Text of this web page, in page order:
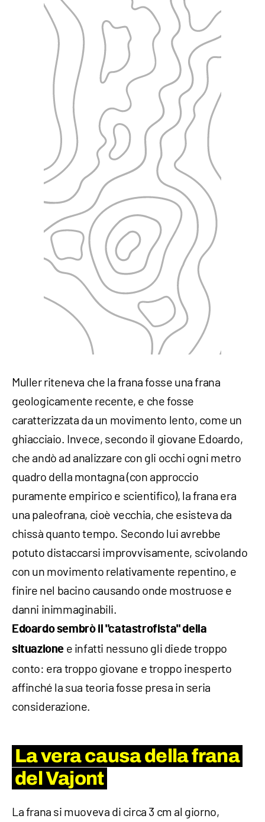
Muller riteneva che la frana fosse una frana
geologicamente recente, e che fosse
caratterizzata da un movimento lento, come un
ghiacciaio. Invece, secondo il giovane Edoardo,
che andò ad analizzare con gli occhi ogni metro
quadro della montagna (con approccio
puramente empirico e scientifico), la frana era
una paleofrana, cioè vecchia, che esisteva da
chissà quanto tempo. Secondo lui avrebbe
potuto distaccarsi improvvisamente, scivolando
con un movimento relativamente repentino, e
finire nel bacino causando onde mostruose e
danni inimmaginabili.
Edoardo sembrò il "catastrofista" della
situazione e infatti nessuno gli diede troppo
conto: era troppo giovane e troppo inesperto
affinché la sua teoria fosse presa in seria
considerazione.
La vera causa della frana
del Vajont
La frana si muoveva di circa 3 cm al giorno,